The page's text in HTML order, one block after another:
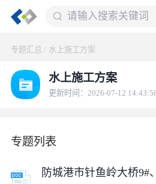
专题汇总 / 水上施工方案
水上施工方案
更新时间：2026-07-12
专题列表
防城港市针鱼岭大桥9#